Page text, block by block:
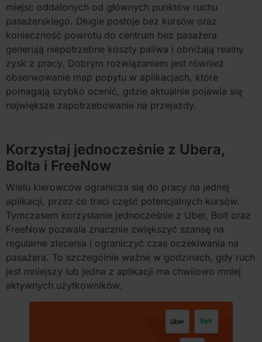
miejsc oddalonych od głównych punktów ruchu
pasażerskiego. Długie postoje bez kursów oraz
konieczność powrotu do centrum bez pasażera
generują niepotrzebne koszty paliwa i obniżają realny
zysk z pracy. Dobrym rozwiązaniem jest również
obserwowanie map popytu w aplikacjach, które
pomagają szybko ocenić, gdzie aktualnie pojawia się
największe zapotrzebowanie na przejazdy.
Korzystaj jednocześnie z Ubera,
Bolta i FreeNow
Wielu kierowców ogranicza się do pracy na jednej
aplikacji, przez co traci część potencjalnych kursów.
Tymczasem korzystanie jednocześnie z Uber, Bolt oraz
FreeNow pozwala znacznie zwiększyć szansę na
regularne zlecenia i ograniczyć czas oczekiwania na
pasażera. To szczególnie ważne w godzinach, gdy ruch
jest mniejszy lub jedna z aplikacji ma chwilowo mniej
aktywnych użytkowników.